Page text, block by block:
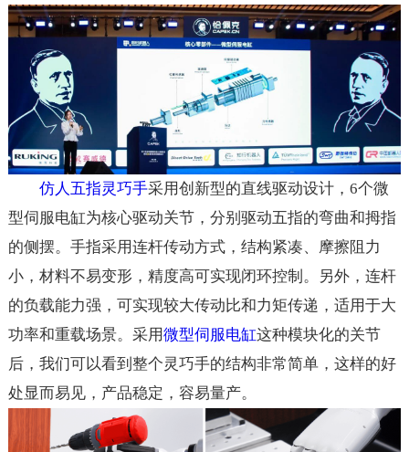
仿人五指灵巧手采用创新型的直线驱动设计，6个微
型伺服电缸为核心驱动关节，分别驱动五指的弯曲和拇指
的侧摆。手指采用连杆传动方式，结构紧凑、摩擦阻力
小，材料不易变形，精度高可实现闭环控制。另外，连杆
的负载能力强，可实现较大传动比和力矩传递，适用于大
功率和重载场景。采用微型伺服电缸这种模块化的关节
后，我们可以看到整个灵巧手的结构非常简单，这样的好
处显而易见，产品稳定，容易量产。